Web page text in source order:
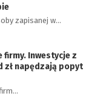
zapisanej w…
firmy. Inwestycje z
zł napędzają popyt